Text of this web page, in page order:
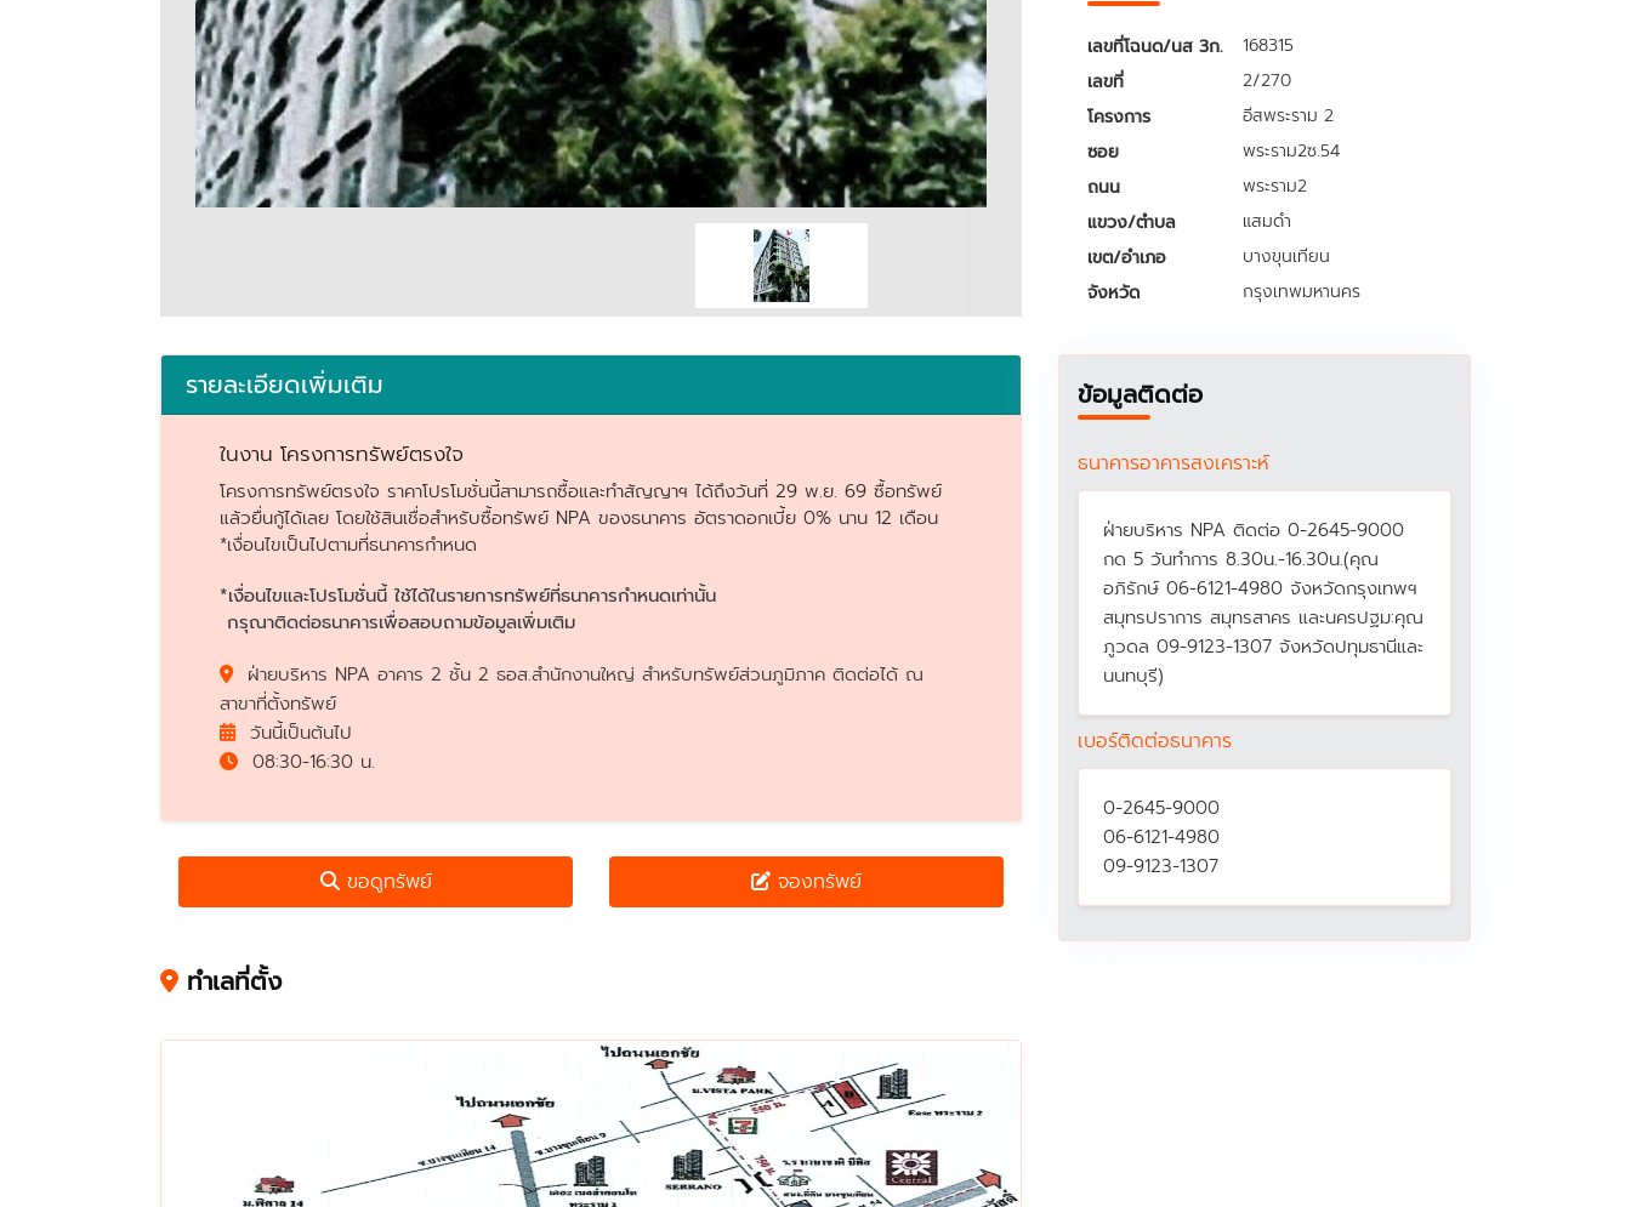
เลขที่โฉนด/นส 3ก.
168315
เลขที่
2/270
โครงการ
อีสพระราม 2
ซอย
พระราม2ซ.54
ถนน
พระราม2
แขวง/ตำบล
แสมดำ
เขต/อำเภอ
บางขุนเทียน
จังหวัด
กรุงเทพมหานคร
รายละเอียดเพิ่มเติม
ในงาน โครงการทรัพย์ตรงใจ
โครงการทรัพย์ตรงใจ ราคาโปรโมชั่นนี้สามารถซื้อและทำสัญญาฯ ได้ถึงวันที่ 29 พ.ย. 69 ซื้อทรัพย์
แล้วยื่นกู้ได้เลย โดยใช้สินเชื่อสำหรับซื้อทรัพย์ NPA ของธนาคาร อัตราดอกเบี้ย 0% นาน 12 เดือน
*เงื่อนไขเป็นไปตามที่ธนาคารกำหนด
*เงื่อนไขและโปรโมชั่นนี้ ใช้ได้ในรายการทรัพย์ที่ธนาคารกำหนดเท่านั้น
กรุณาติดต่อธนาคารเพื่อสอบถามข้อมูลเพิ่มเติม
ฝ่ายบริหาร NPA อาคาร 2 ชั้น 2 ธอส.สำนักงานใหญ่ สำหรับทรัพย์ส่วนภูมิภาค ติดต่อได้ ณ
สาขาที่ตั้งทรัพย์
วันนี้เป็นต้นไป
08:30-16:30 น.
ขอดูทรัพย์ จองทรัพย์
ทำเลที่ตั้ง
ข้อมูลติดต่อ
ธนาคารอาคารสงเคราะห์
ฝ่ายบริหาร NPA ติดต่อ 0-2645-9000
กด 5 วันทำการ 8.30น.-16.30น.(คุณ
อภิรักษ์ 06-6121-4980 จังหวัดกรุงเทพฯ
สมุทรปราการ สมุทรสาคร และนครปฐม:คุณ
ภูวดล 09-9123-1307 จังหวัดปทุมธานีและ
นนทบุรี)
เบอร์ติดต่อธนาคาร
0-2645-9000
06-6121-4980
09-9123-1307